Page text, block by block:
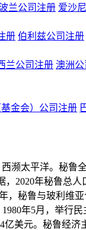
兰公司注册 爱沙
册 伯利兹公司注册
兰公司注册 澳洲
金会）公司注册
濒太平洋。秘鲁
2020年秘鲁总人
，秘鲁与玻利维
年5月，举行
亿美元。秘鲁经